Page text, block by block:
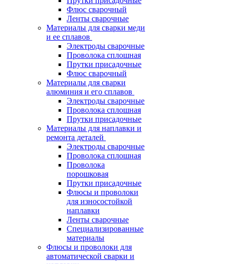
Флюс сварочный
Ленты сварочные
Материалы для сварки меди
и ее сплавов
Электроды сварочные
Проволока сплошная
Прутки присадочные
Флюс сварочный
Материалы для сварки
алюминия и его сплавов
Электроды сварочные
Проволока сплошная
Прутки присадочные
Материалы для наплавки и
ремонта деталей
Электроды сварочные
Проволока сплошная
Проволока
порошковая
Прутки присадочные
Флюсы и проволоки
для износостойкой
наплавки
Ленты сварочные
Специализированные
материалы
Флюсы и проволоки для
автоматической сварки и